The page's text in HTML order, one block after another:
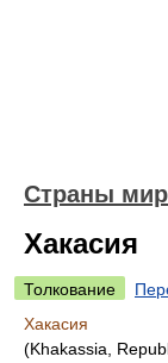
Страны
Хакасия
Толкование
Хакасия
(Khakassia,